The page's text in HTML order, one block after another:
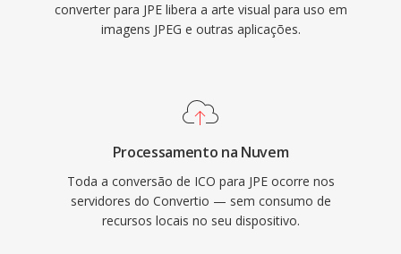
converter para JPE libera a arte visual para uso em
imagens JPEG e outras aplicações.
Processamento na Nuvem
Toda a conversão de ICO para JPE ocorre nos
servidores do Convertio — sem consumo de
recursos locais no seu dispositivo.